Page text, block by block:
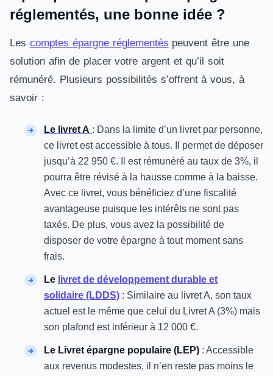
réglementés, une bonne idée ?
Les comptes épargne réglementés peuvent être une
solution afin de placer votre argent et qu’il soit
rémunéré. Plusieurs possibilités s’offrent à vous, à
savoir :
Le livret A : Dans la limite d’un livret par personne,
ce livret est accessible à tous. Il permet de déposer
jusqu’à 22 950 €. Il est rémunéré au taux de 3%, il
pourra être révisé à la hausse comme à la baisse.
Avec ce livret, vous bénéficiez d’une fiscalité
avantageuse puisque les intérêts ne sont pas
taxés. De plus, vous avez la possibilité de
disposer de votre épargne à tout moment sans
frais.
Le livret de développement durable et
solidaire (LDDS) : Similaire au livret A, son taux
actuel est le même que celui du Livret A (3%) mais
son plafond est inférieur à 12 000 €.
Le Livret épargne populaire (LEP) : Accessible
aux revenus modestes, il n’en reste pas moins le